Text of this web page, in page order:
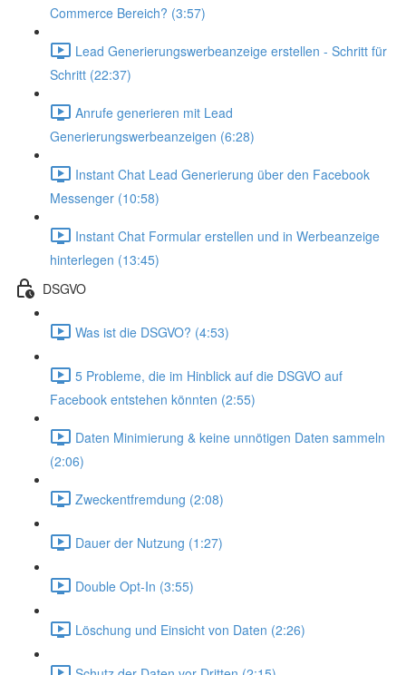
Commerce Bereich? (3:57)
Lead Generierungswerbeanzeige erstellen - Schritt für
Schritt (22:37)
Anrufe generieren mit Lead
Generierungswerbeanzeigen (6:28)
Instant Chat Lead Generierung über den Facebook
Messenger (10:58)
Instant Chat Formular erstellen und in Werbeanzeige
hinterlegen (13:45)
DSGVO
Was ist die DSGVO? (4:53)
5 Probleme, die im Hinblick auf die DSGVO auf
Facebook entstehen könnten (2:55)
Daten Minimierung & keine unnötigen Daten sammeln
(2:06)
Zweckentfremdung (2:08)
Dauer der Nutzung (1:27)
Double Opt-In (3:55)
Löschung und Einsicht von Daten (2:26)